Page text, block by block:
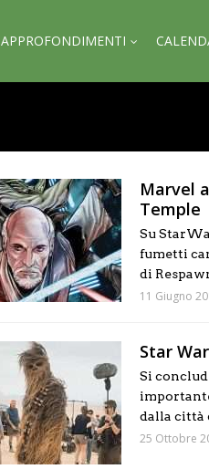
APPROFONDIMENTI
Marvel
Temple
Su
fumetti
di
11 Giugno
Star
Si
dalla città
25 Ottobre